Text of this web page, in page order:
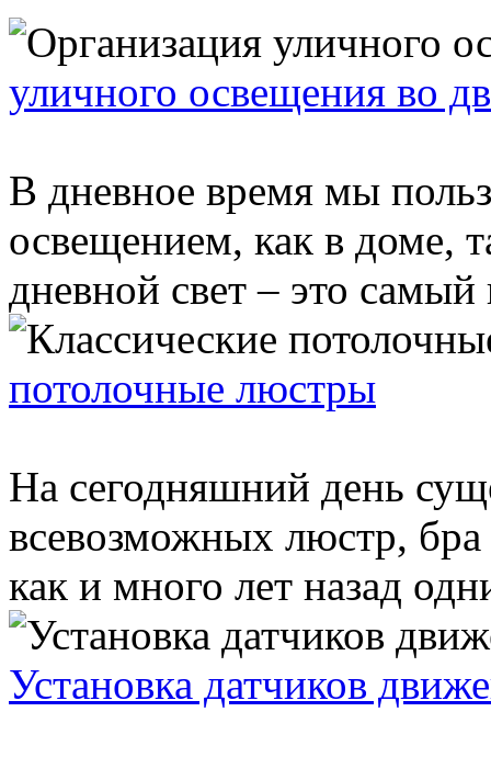
уличного освещения во
В дневное время мы
освещением, как в доме,
дневной свет – это
потолочные люстры
На сегодняшний день
всевозможных люстр,
как и много лет назад
Установка датчиков